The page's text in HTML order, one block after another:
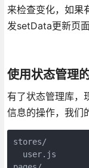
来检查变化，如果
发setData更新页面
使用状态管理
有了状态管理库，
信息的操作，我们
stores/
  user.js